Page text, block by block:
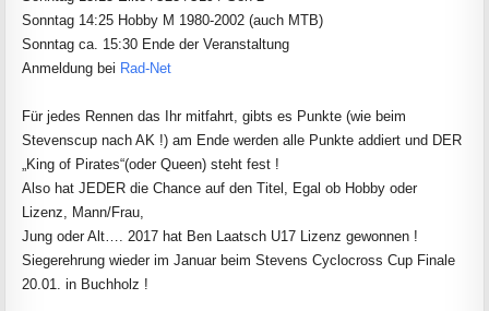
Sonntag 14:25 Hobby M 1980-2002 (auch MTB)
Sonntag ca. 15:30 Ende der Veranstaltung
Anmeldung bei Rad-Net
Für jedes Rennen das Ihr mitfahrt, gibts es Punkte (wie beim
Stevenscup nach AK !) am Ende werden alle Punkte addiert und DER
„King of Pirates“(oder Queen) steht fest !
Also hat JEDER die Chance auf den Titel, Egal ob Hobby oder
Lizenz, Mann/Frau,
Jung oder Alt…. 2017 hat Ben Laatsch U17 Lizenz gewonnen !
Siegerehrung wieder im Januar beim Stevens Cyclocross Cup Finale
20.01. in Buchholz !